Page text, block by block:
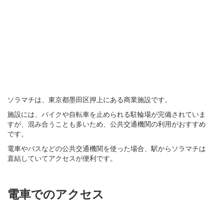
ソラマチは、東京都墨田区押上にある商業施設です。
施設には、バイクや自転車を止められる駐輪場が完備されていま
すが、混み合うことも多いため、公共交通機関の利用がおすすめ
です。
電車やバスなどの公共交通機関を使った場合、駅からソラマチは
直結していてアクセスが便利です。
電車でのアクセス